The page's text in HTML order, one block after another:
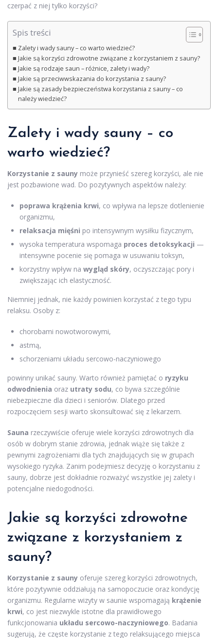
czerpać z niej tylko korzyści?
Spis treści
Zalety i wady sauny – co warto wiedzieć?
Jakie są korzyści zdrowotne związane z korzystaniem z sauny?
Jakie są rodzaje saun – różnice, zalety i wady?
Jakie są przeciwwskazania do korzystania z sauny?
Jakie są zasady bezpieczeństwa korzystania z sauny – co
należy wiedzieć?
Zalety i wady sauny – co
warto wiedzieć?
Korzystanie z sauny może przynieść szereg korzyści, ale nie
jest pozbawione wad. Do pozytywnych aspektów należy:
poprawa krążenia krwi, co wpływa na lepsze dotlenienie
organizmu,
relaksacja mięśni po intensywnym wysiłku fizycznym,
wysoka temperatura wspomaga proces detoksykacji —
intensywne pocenie się pomaga w usuwaniu toksyn,
korzystny wpływ na wygląd skóry, oczyszczając pory i
zwiększając ich elastyczność.
Niemniej jednak, nie każdy powinien korzystać z tego typu
relaksu. Osoby z:
chorobami nowotworowymi,
astmą,
schorzeniami układu sercowo-naczyniowego
powinny unikać sauny. Warto również pamiętać o ryzyku
odwodnienia oraz utraty sodu, co bywa szczególnie
niebezpieczne dla dzieci i seniorów. Dlatego przed
rozpoczęciem sesji warto skonsultować się z lekarzem.
Sauna rzeczywiście oferuje wiele korzyści zdrowotnych dla
osób w dobrym stanie zdrowia, jednak wiąże się także z
pewnymi zagrożeniami dla tych znajdujących się w grupach
wysokiego ryzyka. Zanim podejmiesz decyzję o korzystaniu z
sauny, dobrze jest dokładnie rozważyć wszystkie jej zalety i
potencjalne niedogodności.
Jakie są korzyści zdrowotne
związane z korzystaniem z
sauny?
Korzystanie z sauny oferuje szereg korzyści zdrowotnych,
które pozytywnie oddziałują na samopoczucie oraz kondycję
organizmu. Regularne wizyty w saunie wspomagają krążenie
krwi, co jest niezwykle istotne dla prawidłowego
funkcjonowania układu sercowo-naczyniowego. Badania
sugerują, że częste korzystanie z tego relaksującego miejsca